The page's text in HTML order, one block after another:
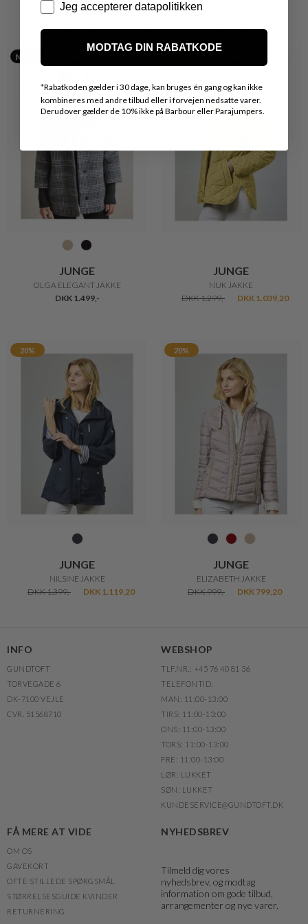
VARER FRA SAMME MÆRKE
Nyhed
JUNGE
OLGA ELEGANT JAKKE
DKK 1.499,-
JUNGE
NUK JAKKE
DKK 1.299,-
DKK 1.039,20
20%
JUNGE
NILSINE JAKKE
DKK 1.399,-
DKK 1.119,20
20%
JUNGE
ELIZABETH JAKKE
DKK 999,-
DKK 799,20
INFO
GUNDTOFT
TORVEGADE 6
DK-7100 VEJLE
CVR. 51568710
WEBSHOP
TLF.NR.: +45 76 40 81 36
TELEFONTID:
MAN: 11:00-13:00
TIRS: 11:00-13:00
ONS: 11:00-13:00
TORS: 11:00-13:00
FRE: 11:00-13:00
LØR: LUKKET
SØN: LUKKET
KUNDESERVICE@GUNDTOFT.DK
FÅ MERE AT VIDE
OM OS
GAVEKORT
OFTE STILLEDE SPØRGSMÅL
STØRRELSESGUIDE KVINDER
RETURNERING
NYHEDSBREV
Tilmeld dig vores
nyhedsbrev, og modtag
information om gode tilbud,
arrangementer og nye varer.
Datapolitik
Jeg accepterer datapolitikken
MODTAG DIN RABATKODE
*Rabatkoden gælder i 30 dage, kan bruges én gang og kan ikke
kombineres med andre tilbud eller i forvejen nedsatte varer.
Derudover gælder de 10% ikke på Barbour eller Parajumpers.